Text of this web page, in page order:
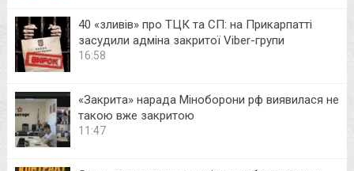
40 «зливів» про ТЦК та СП: на Прикарпатті
засудили адміна закритої Viber-групи
16:58
«Закрита» нарада Міноборони рф виявилася не
такою вже закритою
11:47